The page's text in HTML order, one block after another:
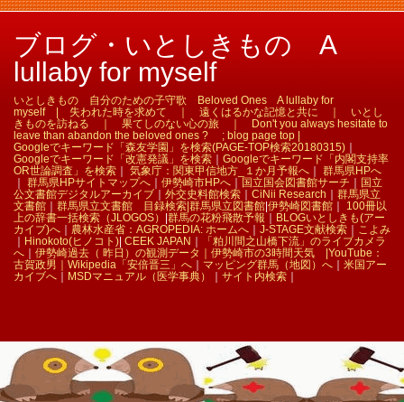
ブログ・いとしきもの A
lullaby for myself
いとしきもの 自分のための子守歌 Beloved Ones A lullaby for
myself | 失われた時を求めて ｜ 遠くはるかな記憶と共に ｜ いとし
きものを訪ねる ｜ 果てしのない心の旅 ｜ Don't you always hesitate to
leave than abandon the beloved ones ? ; blog page top |
Googleでキーワード「森友学園」を検索(PAGE-TOP検索20180315)
Googleでキーワード「改憲発議」を検索
Googleでキーワード「内閣支持率
OR世論調査」を検索
気象庁：関東甲信地方_１か月予報へ
群馬県HPへ
群馬県HPサイトマップへ 伊勢崎市HPへ 国立国会図書館サーチ
国立
公文書館デジタルアーカイブ
外交史料館検索 CiNii Research
群馬県立
文書館
群馬県立文書館 目録検索| 群馬県立図書館 伊勢崎図書館
100冊以
上の辞書一括検索（JLOGOS）
群馬の花粉飛散予報
BLOGいとしきも(アー
カイブ)へ
農林水産省：AGROPEDIA: ホームへ J-STAGE文献検索
こよみ
Hinokoto(ヒノコト) CEEK JAPAN
「粕川間之山橋下流」のライブカメラ
へ
伊勢崎過去（ 昨日）の観測データ｜ 伊勢崎市の3時間天気 | YouTube：
古賀政男｜ Wikipedia「安倍晋三」へ マッピング群馬（地図）へ
米国アー
カイブへ
MSDマニュアル（医学事典） サイト内検索